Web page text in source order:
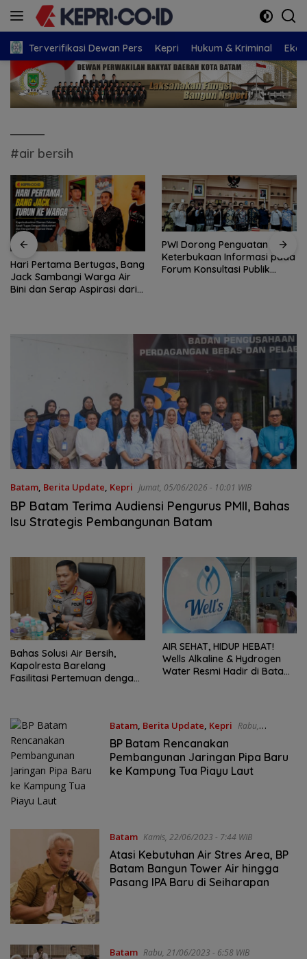
Langsung
Terverifikasi Dewan Pers Kepri Hukum & Kriminal
#air bersih
Hari Pertama Bertugas, Bang
Jack Sambangi Warga Air
Bini dan Serap Aspirasi dari
PWI Dorong Penguatan
Keterbukaan Informasi pada
Forum Konsultasi Publik
Batam, Berita Update, Kepri Jumat, 05/06/2026 - 10:01 WIB
BP Batam Terima Audiensi Pengurus PMII, Bahas
Isu Strategis Pembangunan Batam
Bahas Solusi Air Bersih,
Kapolresta Barelang
Fasilitasi Pertemuan dengan
Batuampar
AIR SEHAT, HIDUP HEBAT!
Wells Alkaline & Hydrogen
Water Resmi Hadir di Batam
Batam, Berita Update, Kepri Rabu,
07/05/2025 - 4:45 WIB
BP Batam Rencanakan
Pembangunan Jaringan Pipa Baru
ke Kampung Tua Piayu Laut
Batam Kamis, 22/06/2023 - 7:44 WIB
Atasi Kebutuhan Air Stres Area, BP
Batam Bangun Tower Air hingga
Pasang IPA Baru di Seiharapan
Batam Rabu, 21/06/2023 - 6:58 WIB